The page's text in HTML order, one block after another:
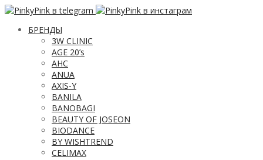
БРЕНДЫ
3W CLINIC
AGE 20’s
AHC
ANUA
AXIS-Y
BANILA
BANOBAGI
BEAUTY OF JOSEON
BIODANCE
BY WISHTREND
CELIMAX